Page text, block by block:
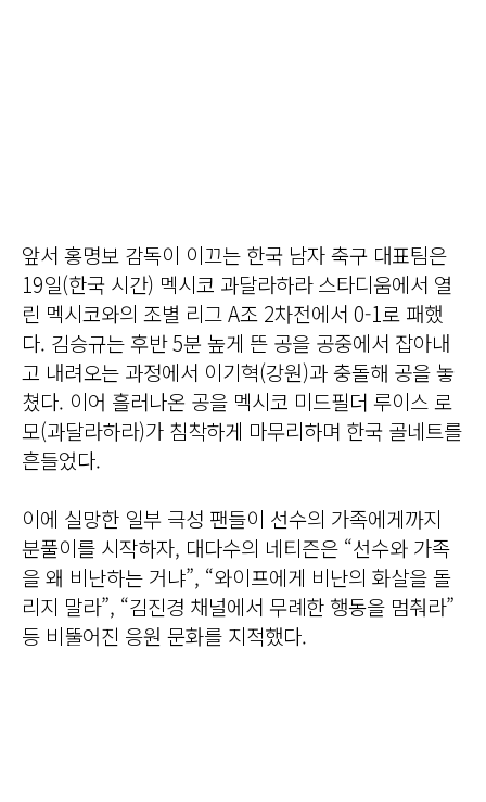
앞서 홍명보 감독이 이끄는 한국 남자 축구 대표팀은
19일(한국 시간) 멕시코 과달라하라 스타디움에서 열
린 멕시코와의 조별 리그 A조 2차전에서 0-1로 패했
다. 김승규는 후반 5분 높게 뜬 공을 공중에서 잡아내
고 내려오는 과정에서 이기혁(강원)과 충돌해 공을 놓
쳤다. 이어 흘러나온 공을 멕시코 미드필더 루이스 로
모(과달라하라)가 침착하게 마무리하며 한국 골네트를
흔들었다.
이에 실망한 일부 극성 팬들이 선수의 가족에게까지
분풀이를 시작하자, 대다수의 네티즌은 “선수와 가족
을 왜 비난하는 거냐”, “와이프에게 비난의 화살을 돌
리지 말라”, “김진경 채널에서 무례한 행동을 멈춰라”
등 비뚤어진 응원 문화를 지적했다.